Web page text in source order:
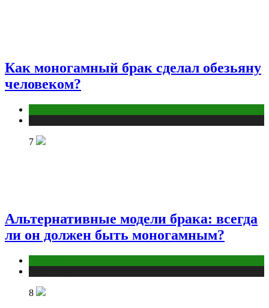
Как моногамный брак сделал обезьяну
человеком?
7
Альтернативные модели брака: всегда
ли он должен быть моногамным?
8